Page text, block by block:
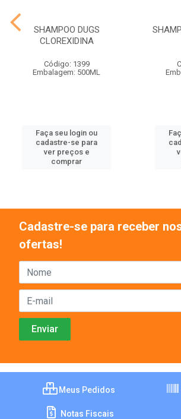
SHAMPOO DUGS
CLOREXIDINA
Código: 1399
Embalagem: 500ML
Faça seu login ou
cadastre-se para
ver preços e
comprar
Cadastre-se para receber
ofertas!
Meus Pedidos
Notas Fiscais